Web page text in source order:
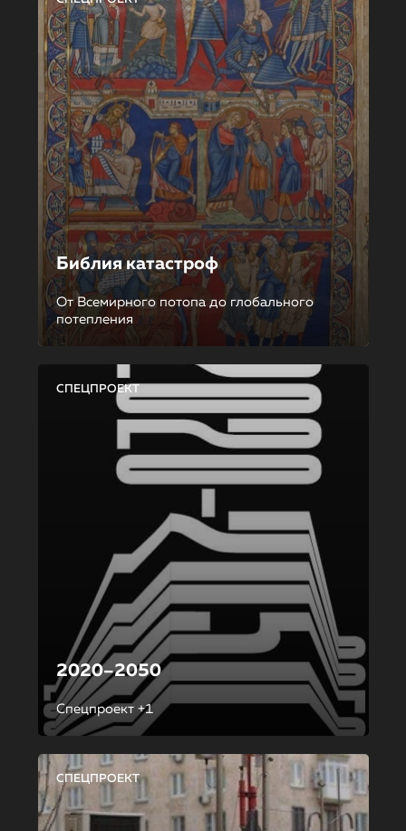
Библия катастроф
От Всемирного потопа до глобального
потепления
СПЕЦПРОЕКТ
2020–2050
Спецпроект +1
СПЕЦПРОЕКТ